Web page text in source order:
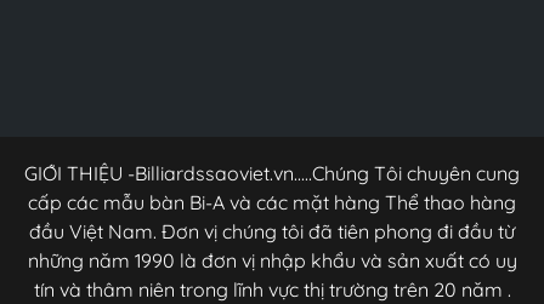
GIỚI THIỆU -Billiardssaoviet.vn.....Chúng Tôi chuyên cung
cấp các mẫu bàn Bi-A và các mặt hàng Thể thao hàng
đầu Việt Nam. Đơn vị chúng tôi đã tiên phong đi đầu từ
những năm 1990 là đơn vị nhập khẩu và sản xuất có uy
tín và thâm niên trong lĩnh vực thị trường trên 20 năm .